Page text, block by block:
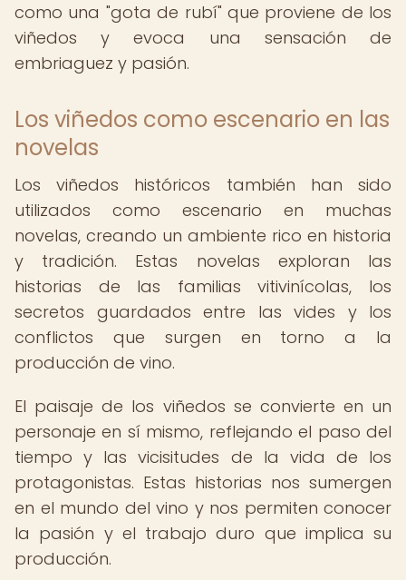
como una "gota de rubí" que proviene de los
viñedos y evoca una sensación de
embriaguez y pasión.
Los viñedos como escenario en las
novelas
Los viñedos históricos también han sido
utilizados como escenario en muchas
novelas, creando un ambiente rico en historia
y tradición. Estas novelas exploran las
historias de las familias vitivinícolas, los
secretos guardados entre las vides y los
conflictos que surgen en torno a la
producción de vino.
El paisaje de los viñedos se convierte en un
personaje en sí mismo, reflejando el paso del
tiempo y las vicisitudes de la vida de los
protagonistas. Estas historias nos sumergen
en el mundo del vino y nos permiten conocer
la pasión y el trabajo duro que implica su
producción.